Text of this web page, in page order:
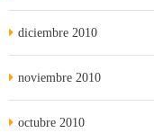
diciembre 2010
noviembre 2010
octubre 2010